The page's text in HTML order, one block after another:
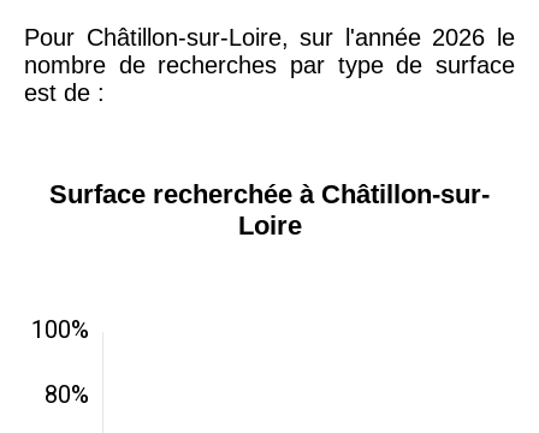
Pour Châtillon-sur-Loire, sur l'année 2026 le
nombre de recherches par type de surface
est de :
Surface recherchée à Châtillon-sur-
Loire